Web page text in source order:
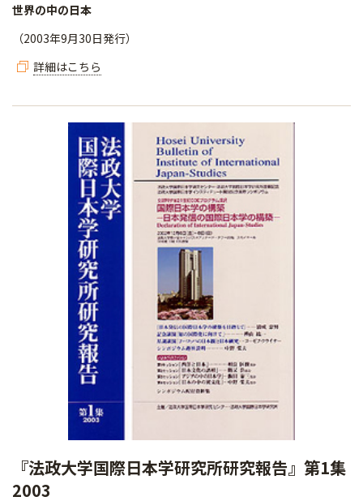
世界の中の日本
（2003年9月30日発行）
詳細はこちら
『法政大学国際日本学研究所研究報告』第1集
2003